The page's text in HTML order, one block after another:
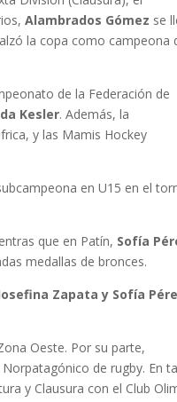
Alambrados Gómez se
alzó la copa como campeona
de la Federación de
Kesler. Además, la
y las Mamis Hockey
en U15 en el
que en Patín, Sofía
medallas de bronces.
Zapata y Sofía
Oeste. Por su parte,
de rugby. En
y Clausura con el Club